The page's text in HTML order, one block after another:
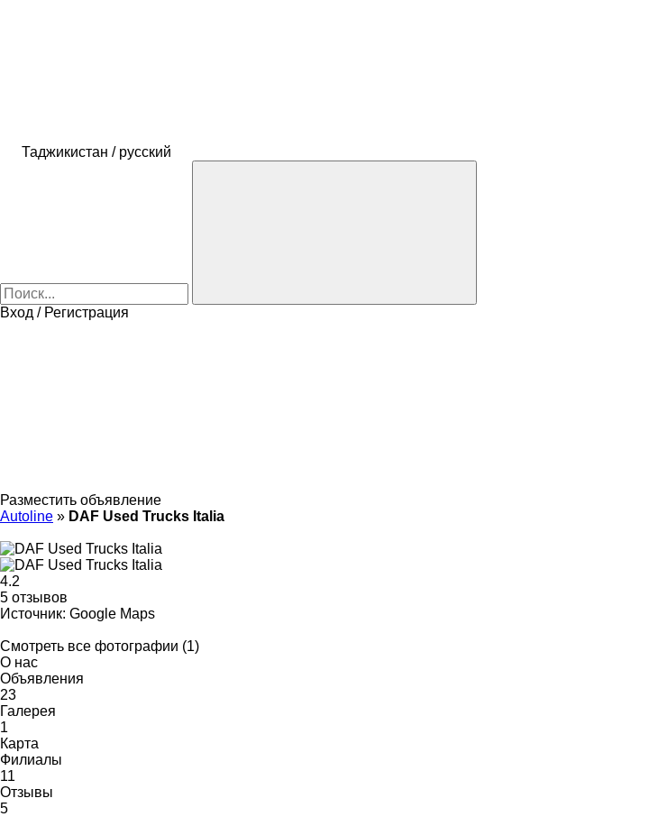
Таджикистан / русский
Вход / Регистрация
Разместить объявление
Autoline » DAF Used Trucks Italia
4.2
5 отзывов
Источник: Google Maps
Смотреть все фотографии (1)
О нас
Объявления
23
Галерея
1
Карта
Филиалы
11
Отзывы
5